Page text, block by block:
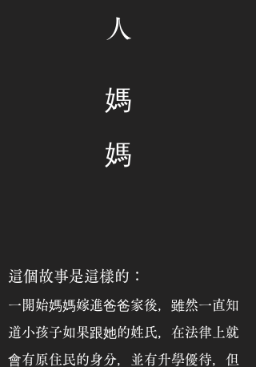
人
媽
媽
這個故事是這樣的：
一開始媽媽嫁進爸爸家後， 雖然一直知
道小孩子如果跟她的姓氏，在法律上就
會有原住民的身分，
並有升學優待，但